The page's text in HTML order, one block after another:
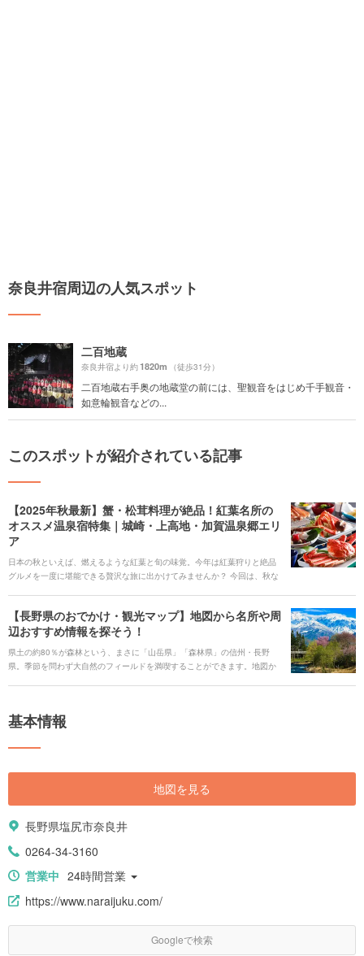
奈良井宿周辺の人気スポット
二百地蔵
奈良井宿より約1820m （徒歩31分）
二百地蔵右手奥の地蔵堂の前には、聖観音をはじめ千手観音・
如意輪観音などの...
このスポットが紹介されている記事
【2025年秋最新】蟹・松茸料理が絶品！紅葉名所の
オススメ温泉宿特集｜城崎・上高地・加賀温泉郷エリ
ア
日本の秋といえば、燃えるような紅葉と旬の味覚。今年は紅葉狩りと絶品
グルメを一度に堪能できる贅沢な旅に出かけてみませんか？ 今回は、秋な
甘さや松茸の香りに包まれて、心も体も満たされる特別なひとときを過ご
しましょう。 気になる宿を見つけたら、心からおすすめできる宿泊施設の
ス)](https://rlx.jp/)</u></b>で予約しましょう。 提供：KDDI株式会社
【長野県のおでかけ・観光マップ】地図から名所や周
辺おすすめ情報を探そう！
県土の約80％が森林という、まさに「山岳県」「森林県」の信州・長野
県。季節を問わず大自然のフィールドを満喫することができます。地図か
基本情報
地図を見る
長野県塩尻市奈良井
0264-34-3160
営業中 24時間営業
https://www.naraijuku.com/
Googleで検索